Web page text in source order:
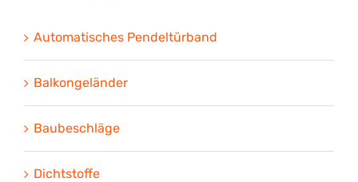
Automatisches Pendeltürband
Balkongeländer
Baubeschläge
Dichtstoffe